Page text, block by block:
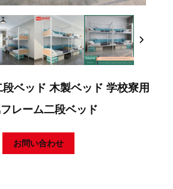
ベッド 木製ベッド 学校寮用
レーム二段ベッド
お問い合わせ